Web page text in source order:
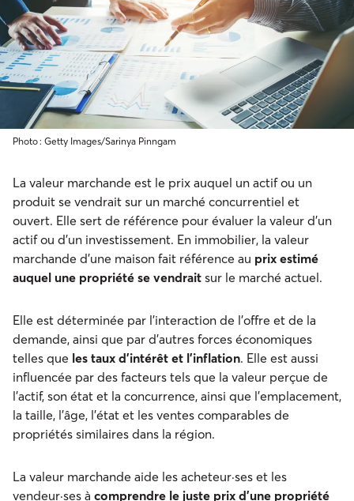
Photo : Getty Images/Sarinya Pinngam
La valeur marchande est le prix auquel un actif ou un
produit se vendrait sur un marché concurrentiel et
ouvert. Elle sert de référence pour évaluer la valeur d'un
actif ou d'un investissement. En immobilier, la valeur
marchande d'une maison fait référence au prix estimé
auquel une propriété se vendrait sur le marché actuel.
Elle est déterminée par l'interaction de l'offre et de la
demande, ainsi que par d'autres forces économiques
telles que les taux d'intérêt et l'inflation. Elle est aussi
influencée par des facteurs tels que la valeur perçue de
l'actif, son état et la concurrence, ainsi que l'emplacement,
la taille, l'âge, l'état et les ventes comparables de
propriétés similaires dans la région.
La valeur marchande aide les acheteur·ses et les
vendeur·ses à comprendre le juste prix d'une propriété